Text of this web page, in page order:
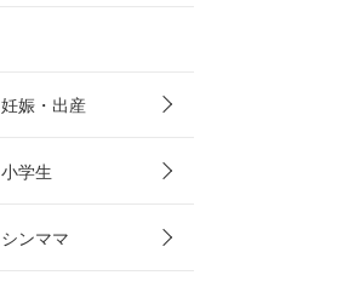
妊娠・出産
小学生
シンママ